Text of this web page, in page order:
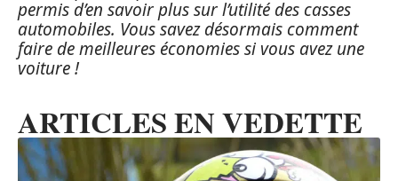
permis d’en savoir plus sur l’utilité des casses
automobiles. Vous savez désormais comment
faire de meilleures économies si vous avez une
voiture !
ARTICLES EN VEDETTE